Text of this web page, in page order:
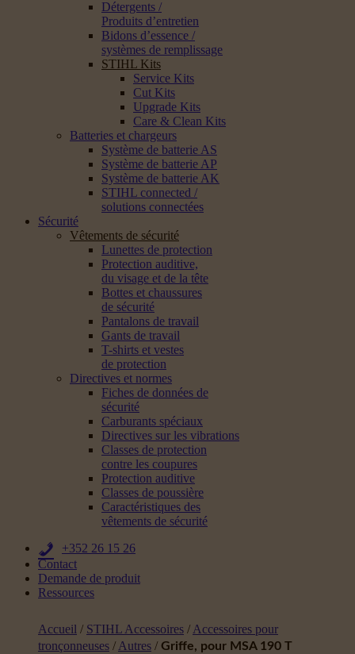
Détergents /
Produits d’entretien
Bidons d’essence /
systèmes de remplissage
STIHL Kits
Service Kits
Cut Kits
Upgrade Kits
Care & Clean Kits
Batteries et chargeurs
Système de batterie AS
Système de batterie AP
Système de batterie AK
STIHL connected /
solutions connectées
Sécurité
Vêtements de sécurité
Lunettes de protection
Protection auditive,
du visage et de la tête
Bottes et chaussures
de sécurité
Pantalons de travail
Gants de travail
T-shirts et vestes
de protection
Directives et normes
Fiches de données de
sécurité
Carburants spéciaux
Directives sur les vibrations
Classes de protection
contre les coupures
Protection auditive
Classes de poussière
Caractéristiques des
vêtements de sécurité
+352 26 15 26
Contact
Demande de produit
Ressources
Accueil / STIHL Accessoires / Accessoires pour
tronçonneuses / Autres / Griffe, pour MSA 190 T